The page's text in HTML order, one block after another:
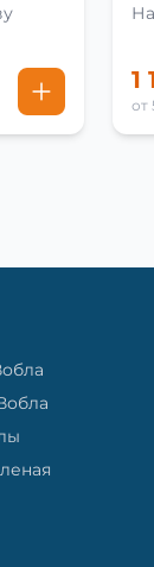
1
от